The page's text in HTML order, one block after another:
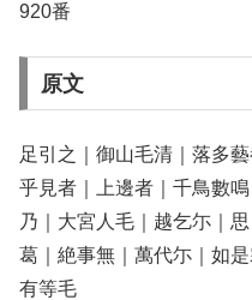
920番
原文
足引之｜御山毛清｜落多
乎見者｜上邊者｜千鳥數
乃｜大宮人毛｜越乞尓｜
葛｜絶事無｜萬代尓｜如
有等毛